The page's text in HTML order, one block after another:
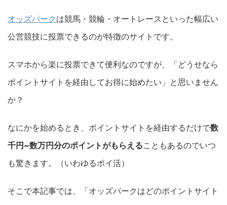
オッズパーク は競馬・競輪・オートレースといった幅広い
公営競技に投票できるのが特徴のサイトです。
スマホから楽に投票できて便利なのですが、「どうせなら
ポイントサイトを経由してお得に始めたい」と思いません
か？
なにかを始めるとき、ポイントサイトを経由するだけで数
千円~数万円分のポイントがもらえることもあるのでいつ
も驚きます。（いわゆるポイ活）
そこで本記事では、「オッズパークはどのポイントサイト